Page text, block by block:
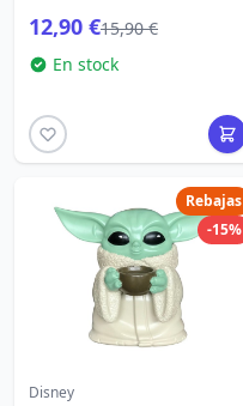
12,90 €15,90 €
En stock
Rebajas
-15%
Disney